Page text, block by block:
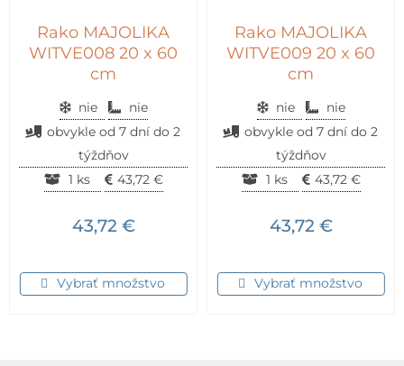
Rako MAJOLIKA
WITVE008 20 x 60
cm
nie
nie
obvykle od 7 dní do 2
týždňov
1 ks
43,72 €
43,72 €
Vybrať množstvo
Rako MAJOLIKA
WITVE009 20 x 60
cm
nie
nie
obvykle od 7 dní do 2
týždňov
1 ks
43,72 €
43,72 €
Vybrať množstvo